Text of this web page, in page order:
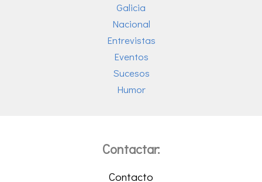
Galicia
Nacional
Entrevistas
Eventos
Sucesos
Humor
Contactar:
Contacto